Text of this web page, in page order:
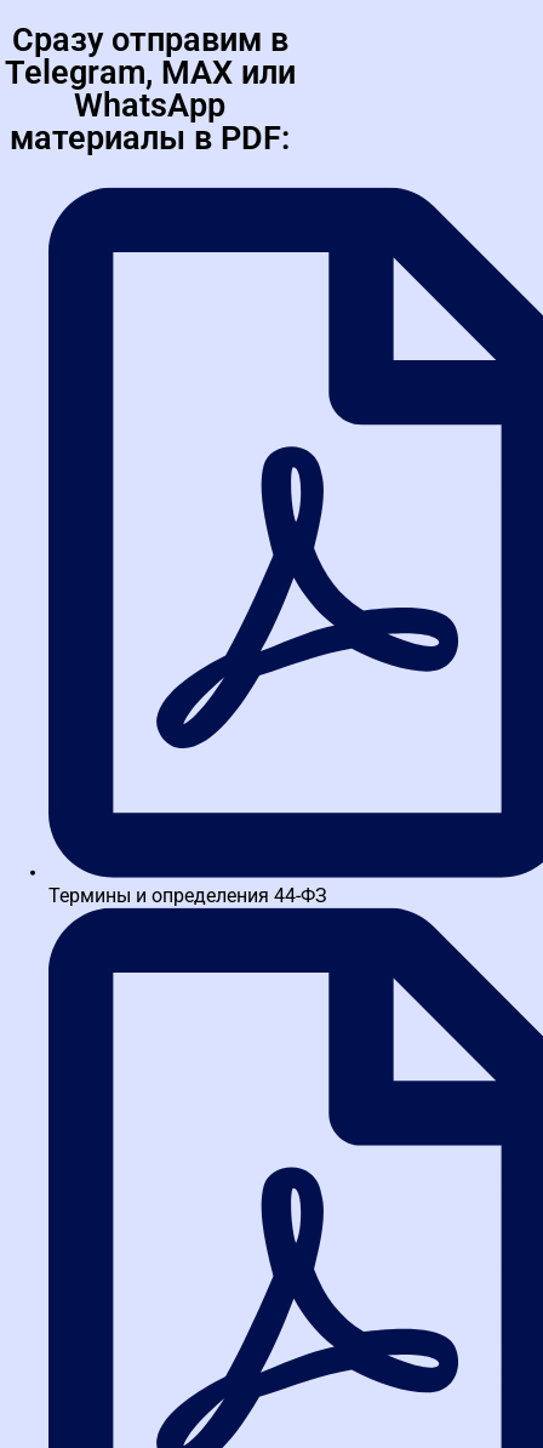
Сразу отправим в
Telegram, MAX или
WhatsApp
материалы в PDF:
Термины и определения 44-ФЗ
Тульская школа закупок
Заказать звонок